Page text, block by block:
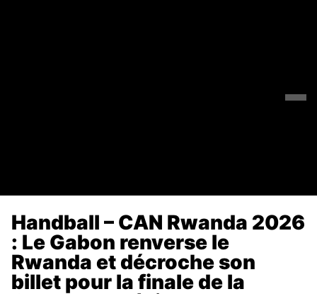
Handball – CAN Rwanda 2026
: Le Gabon renverse le
Rwanda et décroche son
billet pour la finale de la